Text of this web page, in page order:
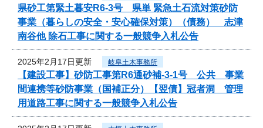
県砂工第緊土暮安R6-3号 県単 緊急土石流対策砂防
事業（暮らしの安全・安心確保対策）（債務） 志津
南谷他 除石工事に関する一般競争入札公告
2025年2月17日更新 岐阜土木事務所
【建設工事】砂防工事第R6通砂補-3-1号 公共 事業
間連携等砂防事業（国補正分）【翌債】冠者洞 管理
用道路工事に関する一般競争入札公告